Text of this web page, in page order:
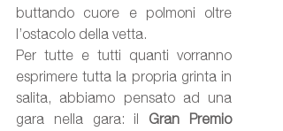
buttando cuore e polmoni oltre
l’ostacolo della vetta.
Per tutte e tutti quanti vorranno
esprimere tutta la propria grinta in
salita, abbiamo pensato ad una
gara nella gara: il Gran Premio